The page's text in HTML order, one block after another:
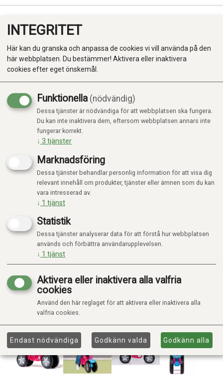
Produkter
Kategorier
Kampanj
INTEGRITET
Här kan du granska och anpassa de cookies vi vill använda på den
här webbplatsen. Du bestämmer! Aktivera eller inaktivera
cookies efter eget önskemål.
Funktionella (nödvändig)
Dessa tjänster är nödvändiga för att webbplatsen ska fungera.
Du kan inte inaktivera dem, eftersom webbplatsen annars inte
fungerar korrekt.
↓ 3 tjänster
Marknadsföring
Dessa tjänster behandlar personlig information för att visa dig
relevant innehåll om produkter, tjänster eller ämnen som du kan
vara intresserad av.
↓ 1 tjänst
Statistik
Dessa tjänster analyserar data för att förstå hur webbplatsen
används och förbättra användarupplevelsen.
↓ 1 tjänst
Aktivera eller inaktivera alla valfria
cookies
Använd den här reglaget för att aktivera eller inaktivera alla
valfria cookies.
Endast nödvändiga Godkänn valda Godkänn alla